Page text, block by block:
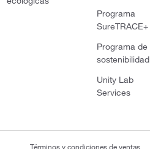
Programa
SureTRACE+
Programa de
sostenibilidad
Unity Lab
Services
Términos y condiciones de ventas